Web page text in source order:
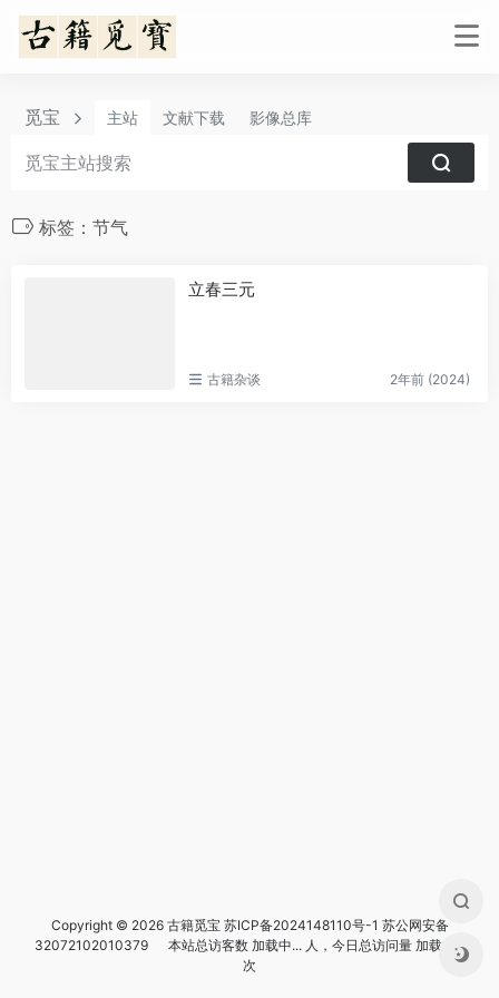
觅宝 主站 文献下载 影像总库
标签：节气
立春三元
古籍杂谈 2年前 (2024)
Copyright © 2026 古籍觅宝 苏ICP备2024148110号-1 苏公网安备
32072102010379
本站总访客数 加载中...人，今日总访问量 加载中...
次